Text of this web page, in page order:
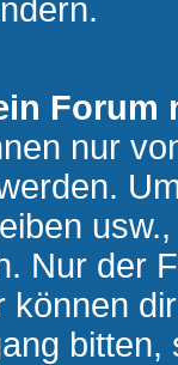
Forum
nur
Nur der
können